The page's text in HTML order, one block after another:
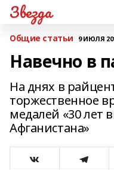
Звезда
Общие статьи 9 ИЮЛЯ
Навечно в
На днях в
торжественное
медалей «30 лет
Афганистана»